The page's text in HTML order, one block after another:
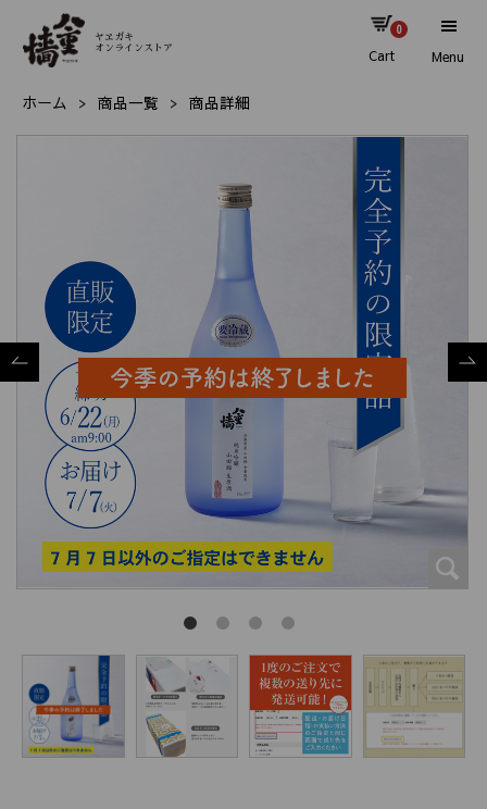
ヤヱガキ
オンラインストア
Cart
0
Menu
ホーム 商品一覧 商品詳細
Previous